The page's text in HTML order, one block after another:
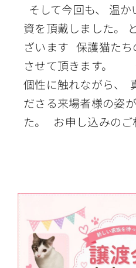
そして今回も、 温
資を頂戴しました。
ざいます 保護猫たち
させて頂きます。
個性に触れながら、
ださる来場者様の姿
た。 お申し込みのご